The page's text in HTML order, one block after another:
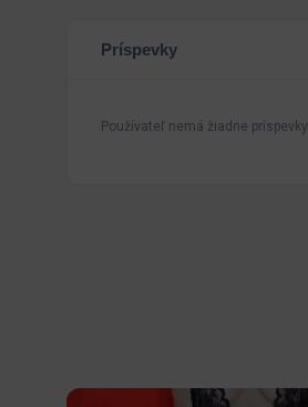
Príspevky
Používateľ nemá žiadne príspevky